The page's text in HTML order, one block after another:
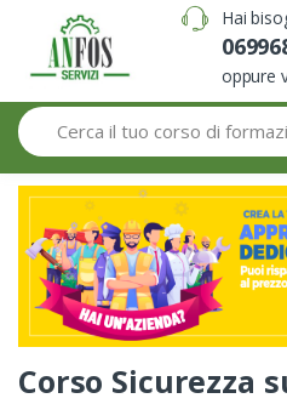
Hai
oppure
Search
Corso Sicurezza